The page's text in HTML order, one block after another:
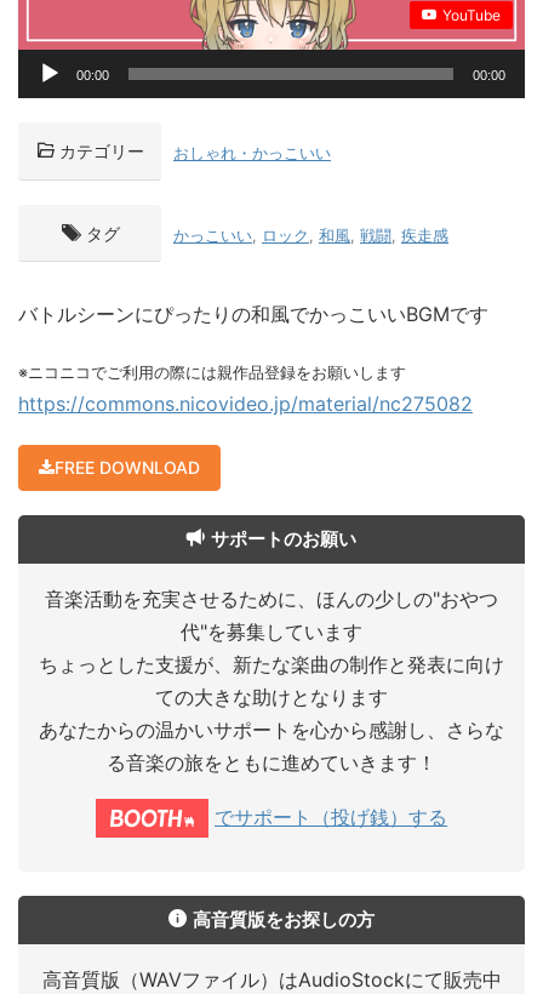
YouTube
00:00 00:00
カテゴリー おしゃれ・かっこいい
タグ かっこいい ロック 和風 戦闘 疾走感
バトルシーンにぴったりの和風でかっこいいBGMです
※ニコニコでご利用の際には親作品登録をお願いします
https://commons.nicovideo.jp/material/nc275082
FREE DOWNLOAD
サポートのお願い
音楽活動を充実させるために、ほんの少しの"おやつ
代"を募集しています
ちょっとした支援が、新たな楽曲の制作と発表に向け
ての大きな助けとなります
あなたからの温かいサポートを心から感謝し、さらな
る音楽の旅をともに進めていきます！
でサポート（投げ銭）する
高音質版をお探しの方
高音質版（WAVファイル）はAudioStockにて販売中